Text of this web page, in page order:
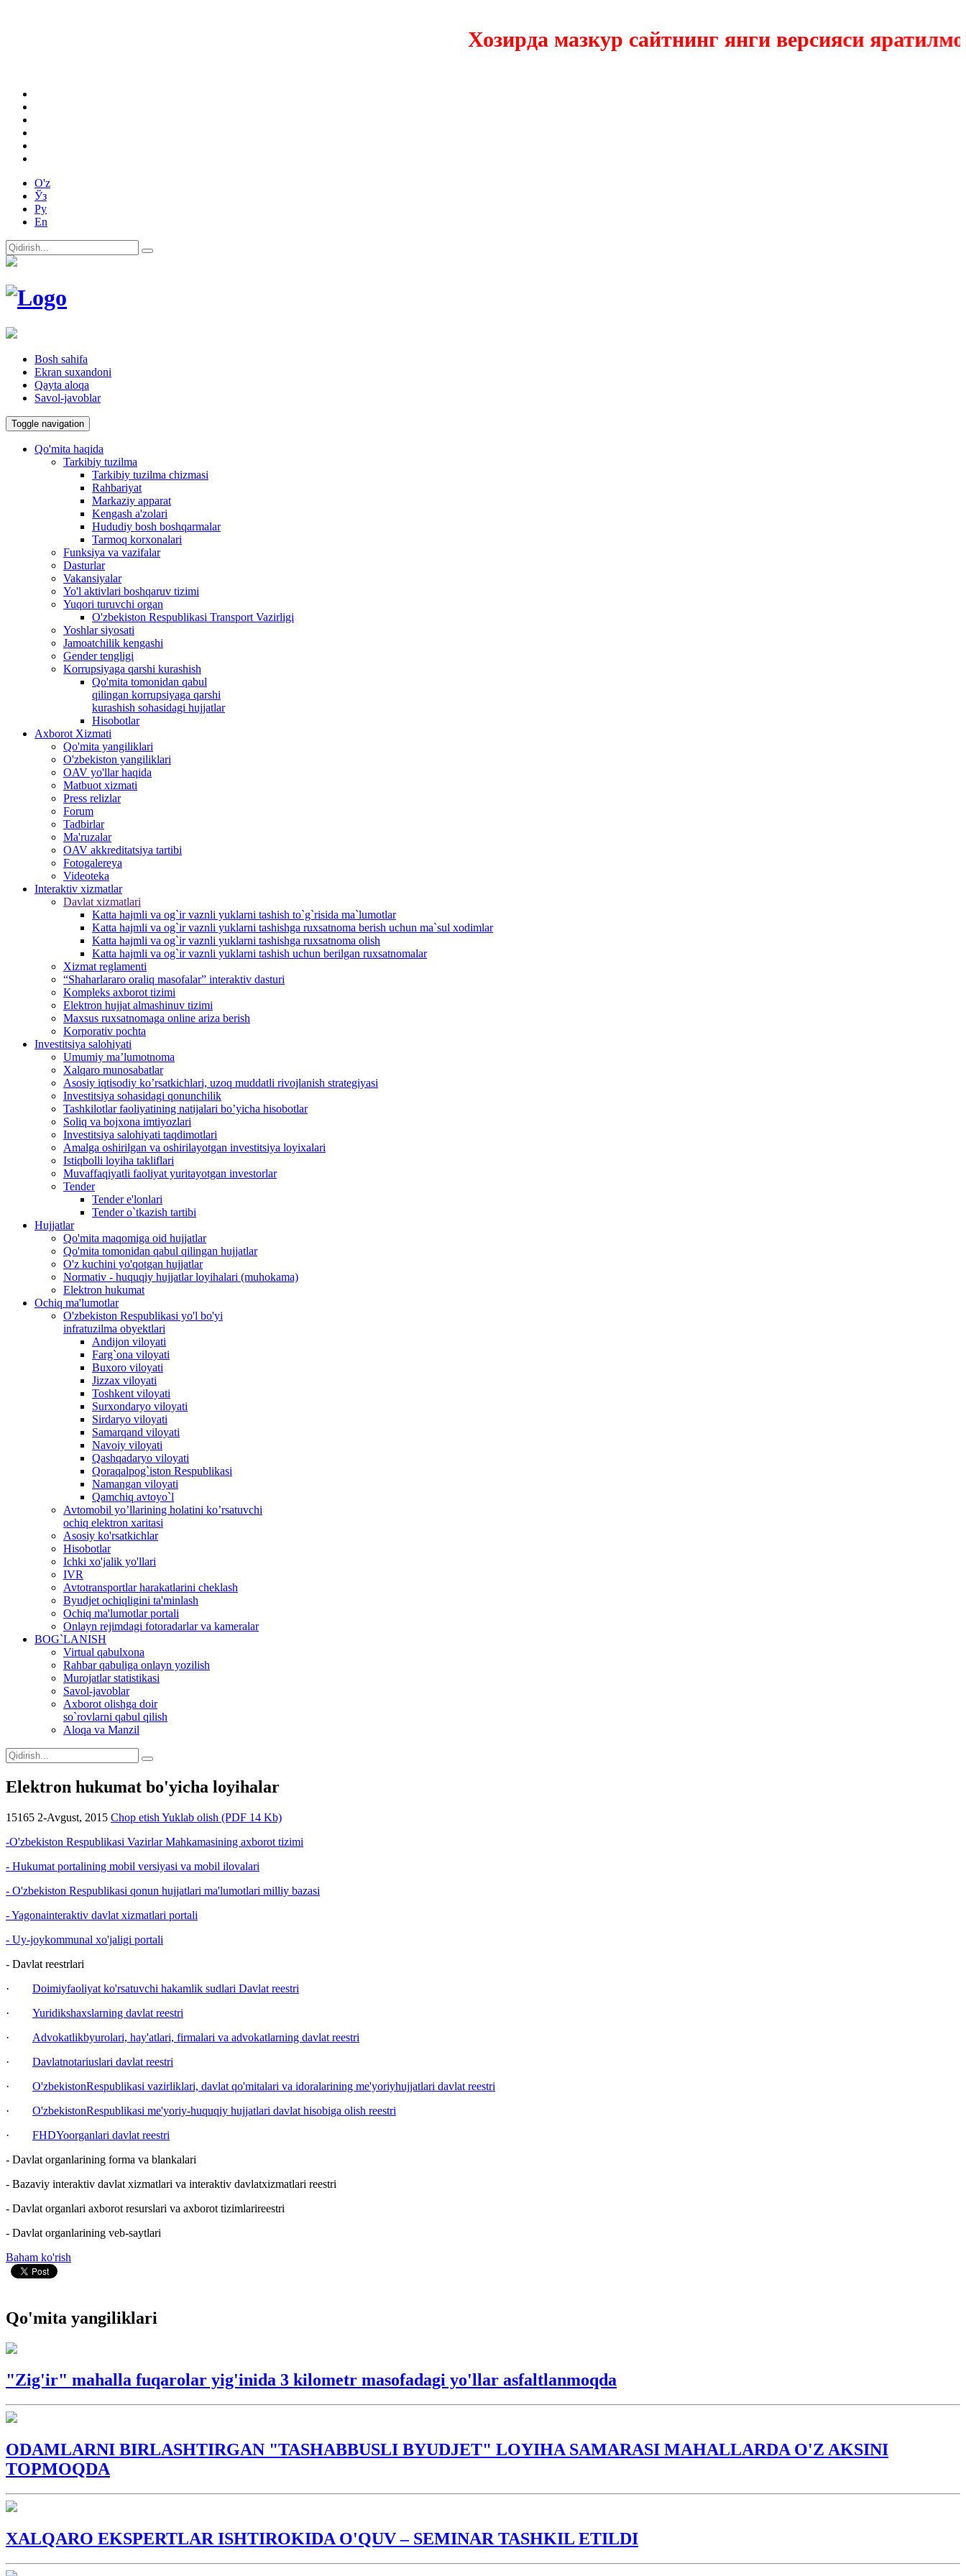
Хозирда мазкур сайтнинг янги версияси яратилмокда
O'z
Ўз
Ру
En
Bosh sahifa
Ekran suxandoni
Qayta aloqa
Savol-javoblar
Toggle navigation
Qo'mita haqida
Tarkibiy tuzilma
Tarkibiy tuzilma chizmasi
Rahbariyat
Markaziy apparat
Kengash a'zolari
Hududiy bosh boshqarmalar
Tarmoq korxonalari
Funksiya va vazifalar
Dasturlar
Vakansiyalar
Yo'l aktivlari boshqaruv tizimi
Yuqori turuvchi organ
O'zbekiston Respublikasi Transport Vazirligi
Yoshlar siyosati
Jamoatchilik kengashi
Gender tengligi
Korrupsiyaga qarshi kurashish
Qo'mita tomonidan qabul
qilingan korrupsiyaga qarshi
kurashish sohasidagi hujjatlar
Hisobotlar
Аxborot Xizmati
Qo'mita yangiliklari
O'zbekiston yangiliklari
OAV yo'llar haqida
Matbuot xizmati
Press relizlar
Forum
Tadbirlar
Ma'ruzalar
OAV akkreditatsiya tartibi
Fotogalereya
Videoteka
Interaktiv xizmatlar
Davlat xizmatlari
Katta hajmli va og`ir vaznli yuklarni tashish to`g`risida ma`lumotlar
Katta hajmli va og`ir vaznli yuklarni tashishga ruxsatnoma berish uchun ma`sul xodimlar
Katta hajmli va og`ir vaznli yuklarni tashishga ruxsatnoma olish
Katta hajmli va og`ir vaznli yuklarni tashish uchun berilgan ruxsatnomalar
Xizmat reglamenti
“Shaharlararo oraliq masofalar” interaktiv dasturi
Kompleks axborot tizimi
Elektron hujjat almashinuv tizimi
Maxsus ruxsatnomaga online ariza berish
Korporativ pochta
Investitsiya salohiyati
Umumiy maʼlumotnoma
Xalqaro munosabatlar
Аsosiy iqtisodiy koʼrsatkichlari, uzoq muddatli rivojlanish strategiyasi
Investitsiya sohasidagi qonunchilik
Tashkilotlar faoliyatining natijalari boʼyicha hisobotlar
Soliq va bojxona imtiyozlari
Investitsiya salohiyati taqdimotlari
Аmalga oshirilgan va oshirilayotgan investitsiya loyixalari
Istiqbolli loyiha takliflari
Muvaffaqiyatli faoliyat yuritayotgan investorlar
Tender
Tender e'lonlari
Tender o`tkazish tartibi
Hujjatlar
Qo'mita maqomiga oid hujjatlar
Qo'mita tomonidan qabul qilingan hujjatlar
O'z kuchini yo'qotgan hujjatlar
Normativ - huquqiy hujjatlar loyihalari (muhokama)
Elektron hukumat
Ochiq ma'lumotlar
O'zbekiston Respublikasi yo'l bo'yi
infratuzilma obyektlari
Andijon viloyati
Farg`ona viloyati
Buxoro viloyati
Jizzax viloyati
Toshkent viloyati
Surxondaryo viloyati
Sirdaryo viloyati
Samarqand viloyati
Navoiy viloyati
Qashqadaryo viloyati
Qoraqalpog`iston Respublikasi
Namangan viloyati
Qamchiq avtoyo`l
Avtomobil yo’llarining holatini ko’rsatuvchi
ochiq elektron xaritasi
Asosiy ko'rsatkichlar
Hisobotlar
Ichki xo'jalik yo'llari
IVR
Avtotransportlar harakatlarini cheklash
Byudjet ochiqligini ta'minlash
Ochiq ma'lumotlar portali
Onlayn rejimdagi fotoradarlar va kameralar
BOG`LANISH
Virtual qabulxona
Rahbar qabuliga onlayn yozilish
Murojatlar statistikasi
Savol-javoblar
Axborot olishga doir
so`rovlarni qabul qilish
Aloqa va Manzil
Elektron hukumat bo'yicha loyihalar
15165 2-Avgust, 2015 Chop etish Yuklab olish (PDF 14 Kb)
-O'zbekiston Respublikasi Vazirlar Mahkamasining axborot tizimi
- Hukumat portalining mobil versiyasi va mobil ilovalari
- O'zbekiston Respublikasi qonun hujjatlari ma'lumotlari milliy bazasi
- Yagonainteraktiv davlat xizmatlari portali
- Uy-joykommunal xo'jaligi portali
- Davlat reestrlari
· Doimiyfaoliyat ko'rsatuvchi hakamlik sudlari Davlat reestri
· Yuridikshaxslarning davlat reestri
· Advokatlikbyurolari, hay'atlari, firmalari va advokatlarning davlat reestri
· Davlatnotariuslari davlat reestri
· O'zbekistonRespublikasi vazirliklari, davlat qo'mitalari va idoralarining me'yoriyhujjatlari davlat reestri
· O'zbekistonRespublikasi me'yoriy-huquqiy hujjatlari davlat hisobiga olish reestri
· FHDYoorganlari davlat reestri
- Davlat organlarining forma va blankalari
- Bazaviy interaktiv davlat xizmatlari va interaktiv davlatxizmatlari reestri
- Davlat organlari axborot resurslari va axborot tizimlarireestri
- Davlat organlarining veb-saytlari
Baham ko'rish
Qo'mita yangiliklari
"Zig'ir" mahalla fuqarolar yig'inida 3 kilometr masofadagi yo'llar asfaltlanmoqda
ODAMLARNI BIRLASHTIRGAN "TASHABBUSLI BYUDJET" LOYIHA SAMARASI MAHALLARDA O'Z AKSINI
TOPMOQDA
XALQARO EKSPERTLAR ISHTIROKIDA O'QUV – SEMINAR TASHKIL ETILDI